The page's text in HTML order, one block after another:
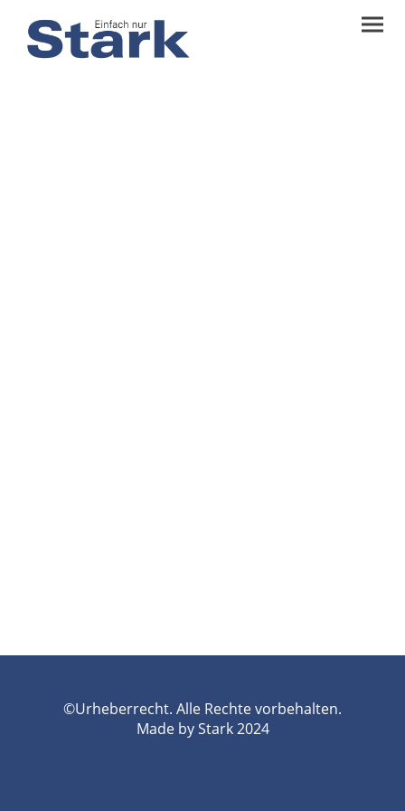
©Urheberrecht. Alle Rechte vorbehalten.
Made by Stark 2024